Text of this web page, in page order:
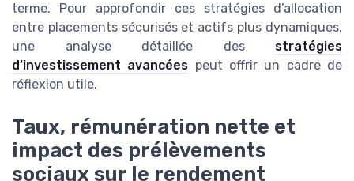
terme. Pour approfondir ces stratégies d’allocation
entre placements sécurisés et actifs plus dynamiques,
une analyse détaillée des stratégies
d’investissement avancées peut offrir un cadre de
réflexion utile.
Taux, rémunération nette et
impact des prélèvements
sociaux sur le rendement